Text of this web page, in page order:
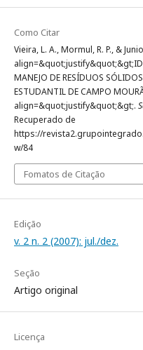
Como Citar
Vieira, L. A., Mormul, R. P., &
MANEJO DE RESÍDUOS
ESTUDANTIL DE CAMPO
align=&quot;justify&quot;&gt;.
Recuperado de
https://
w/84
Fomatos de Citação
Edição
v. 2 n. 2 (2007): jul./dez.
Seção
Artigo original
Licença